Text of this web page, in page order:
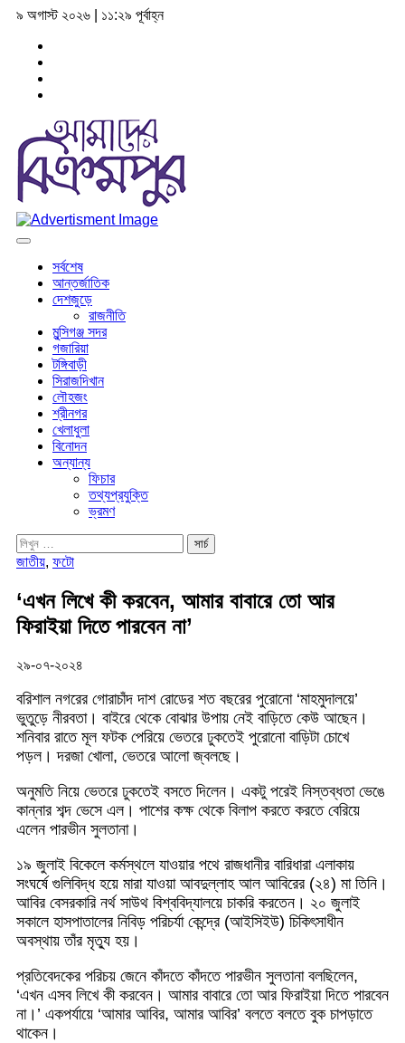
৯ অগাস্ট ২০২৬ | ১১:২৯ পূর্বাহ্ন
সর্বশেষ
আন্তর্জাতিক
দেশজুড়ে
রাজনীতি
মুন্সিগঞ্জ সদর
গজারিয়া
টঙ্গিবাড়ী
সিরাজদিখান
লৌহজং
শ্রীনগর
খেলাধুলা
বিনোদন
অন্যান্য
ফিচার
তথ্যপ্রযুক্তি
ভ্রমণ
জাতীয়, ফটো
‘এখন লিখে কী করবেন, আমার বাবারে তো আর
ফিরাইয়া দিতে পারবেন না’
২৯-০৭-২০২৪
বরিশাল নগরের গোরাচাঁদ দাশ রোডের শত বছরের পুরোনো ‘মাহমুদালয়ে’
ভুতুড়ে নীরবতা। বাইরে থেকে বোঝার উপায় নেই বাড়িতে কেউ আছেন।
শনিবার রাতে মূল ফটক পেরিয়ে ভেতরে ঢুকতেই পুরোনো বাড়িটা চোখে
পড়ল। দরজা খোলা, ভেতরে আলো জ্বলছে।
অনুমতি নিয়ে ভেতরে ঢুকতেই বসতে দিলেন। একটু পরেই নিস্তব্ধতা ভেঙে
কান্নার শব্দ ভেসে এল। পাশের কক্ষ থেকে বিলাপ করতে করতে বেরিয়ে
এলেন পারভীন সুলতানা।
১৯ জুলাই বিকেলে কর্মস্থলে যাওয়ার পথে রাজধানীর বারিধারা এলাকায়
সংঘর্ষে গুলিবিদ্ধ হয়ে মারা যাওয়া আবদুল্লাহ আল আবিরের (২৪) মা তিনি।
আবির বেসরকারি নর্থ সাউথ বিশ্ববিদ্যালয়ে চাকরি করতেন। ২০ জুলাই
সকালে হাসপাতালের নিবিড় পরিচর্যা কেন্দ্রে (আইসিইউ) চিকিৎসাধীন
অবস্থায় তাঁর মৃত্যু হয়।
প্রতিবেদকের পরিচয় জেনে কাঁদতে কাঁদতে পারভীন সুলতানা বলছিলেন,
‘এখন এসব লিখে কী করবেন। আমার বাবারে তো আর ফিরাইয়া দিতে পারবেন
না।’ একপর্যায়ে ‘আমার আবির, আমার আবির’ বলতে বলতে বুক চাপড়াতে
থাকেন।